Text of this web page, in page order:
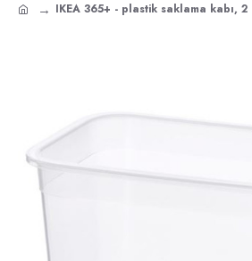
IKEA 365+ - plastik saklama kabı,